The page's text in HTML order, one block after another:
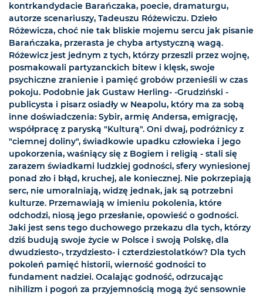
kontrkandydacie Barańczaka, poecie, dramaturgu,
autorze scenariuszy, Tadeuszu Różewiczu. Dzieło
Różewicza, choć nie tak bliskie mojemu sercu jak pisanie
Barańczaka, przerasta je chyba artystyczną wagą.
Różewicz jest jednym z tych, którzy przeszli przez wojnę,
posmakowali partyzanckich bitew i klęsk, swoje
psychiczne zranienie i pamięć grobów przenieśli w czas
pokoju. Podobnie jak Gustaw Herling- -Grudziński -
publicysta i pisarz osiadły w Neapolu, który ma za sobą
inne doświadczenia: Sybir, armię Andersa, emigrację,
współpracę z paryską "Kulturą". Oni dwaj, podróżnicy z
"ciemnej doliny", świadkowie upadku człowieka i jego
upokorzenia, waśniący się z Bogiem i religią - stali się
zarazem świadkami ludzkiej godności, sfery wyniesionej
ponad zło i błąd, kruchej, ale koniecznej. Nie pokrzepiają
serc, nie umoralniają, widzę jednak, jak są potrzebni
kulturze. Przemawiają w imieniu pokolenia, które
odchodzi, niosą jego przesłanie, opowieść o godności.
Jaki jest sens tego duchowego przekazu dla tych, którzy
dziś budują swoje życie w Polsce i swoją Polskę, dla
dwudziesto-, trzydziesto- i czterdziestolatków? Dla tych
pokoleń pamięć historii, wierność godności to
fundament nadziei. Ocalając godność, odrzucając
nihilizm i pogoń za przyjemnością mogą żyć sensownie